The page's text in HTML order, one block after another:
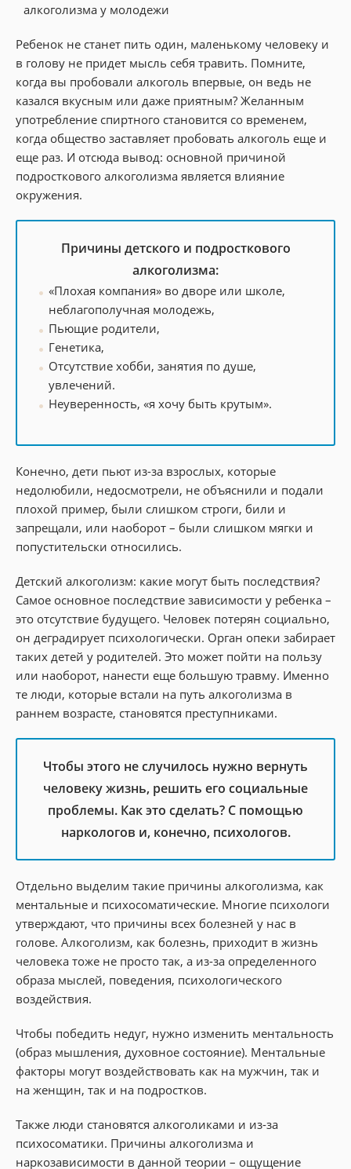
алкоголизма у молодежи
Ребенок не станет пить один, маленькому человеку и
в голову не придет мысль себя травить. Помните,
когда вы пробовали алкоголь впервые, он ведь не
казался вкусным или даже приятным? Желанным
употребление спиртного становится со временем,
когда общество заставляет пробовать алкоголь еще и
еще раз. И отсюда вывод: основной причиной
подросткового алкоголизма является влияние
окружения.
Причины детского и подросткового
алкоголизма:
«Плохая компания» во дворе или школе,
неблагополучная молодежь,
Пьющие родители,
Генетика,
Отсутствие хобби, занятия по душе,
увлечений.
Неуверенность, «я хочу быть крутым».
Конечно, дети пьют из-за взрослых, которые
недолюбили, недосмотрели, не объяснили и подали
плохой пример, были слишком строги, били и
запрещали, или наоборот – были слишком мягки и
попустительски относились.
Детский алкоголизм: какие могут быть последствия?
Самое основное последствие зависимости у ребенка –
это отсутствие будущего. Человек потерян социально,
он деградирует психологически. Орган опеки забирает
таких детей у родителей. Это может пойти на пользу
или наоборот, нанести еще большую травму. Именно
те люди, которые встали на путь алкоголизма в
раннем возрасте, становятся преступниками.
Чтобы этого не случилось нужно вернуть
человеку жизнь, решить его социальные
проблемы. Как это сделать? С помощью
наркологов и, конечно, психологов.
Отдельно выделим такие причины алкоголизма, как
ментальные и психосоматические. Многие психологи
утверждают, что причины всех болезней у нас в
голове. Алкоголизм, как болезнь, приходит в жизнь
человека тоже не просто так, а из-за определенного
образа мыслей, поведения, психологического
воздействия.
Чтобы победить недуг, нужно изменить ментальность
(образ мышления, духовное состояние). Ментальные
факторы могут воздействовать как на мужчин, так и
на женщин, так и на подростков.
Также люди становятся алкоголиками и из-за
психосоматики. Причины алкоголизма и
наркозависимости в данной теории – ощущение